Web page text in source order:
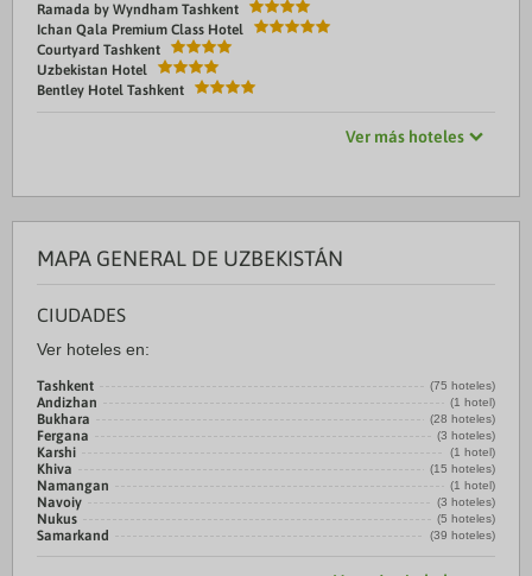
Ramada by Wyndham Tashkent
Ichan Qala Premium Class Hotel
Courtyard Tashkent
Uzbekistan Hotel
Bentley Hotel Tashkent
Ver más hoteles
MAPA GENERAL DE UZBEKISTÁN
CIUDADES
Ver hoteles en:
Tashkent (75 hoteles)
Andizhan (1 hotel)
Bukhara (28 hoteles)
Fergana (3 hoteles)
Karshi (1 hotel)
Khiva (15 hoteles)
Namangan (1 hotel)
Navoiy (3 hoteles)
Nukus (5 hoteles)
Samarkand (39 hoteles)